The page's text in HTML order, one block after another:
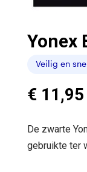
Yonex
€11,95
De zwarte
gebruikte ter